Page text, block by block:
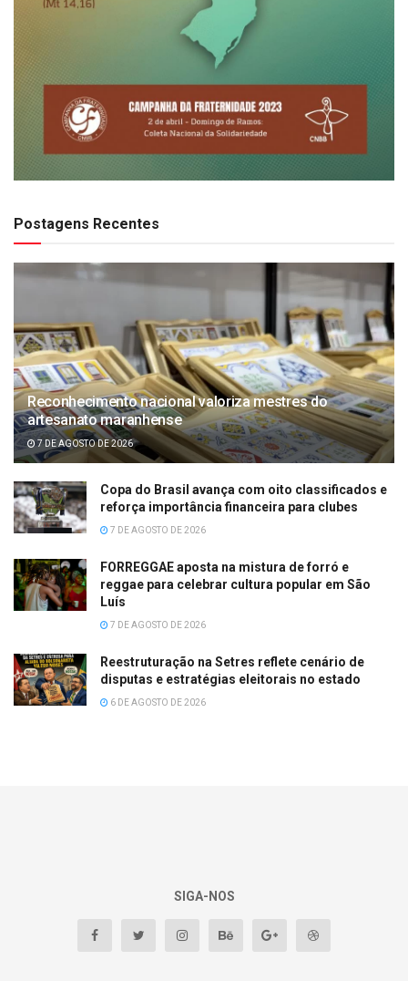
Postagens Recentes
Reconhecimento nacional valoriza mestres do
artesanato maranhense
7 DE AGOSTO DE 2026
Copa do Brasil avança com oito classificados e
reforça importância financeira para clubes
7 DE AGOSTO DE 2026
FORREGGAE aposta na mistura de forró e
reggae para celebrar cultura popular em São
Luís
7 DE AGOSTO DE 2026
Reestruturação na Setres reflete cenário de
disputas e estratégias eleitorais no estado
6 DE AGOSTO DE 2026
SIGA-NOS